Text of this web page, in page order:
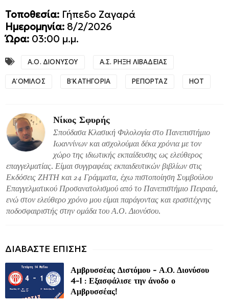
Τοποθεσία: Γήπεδο Ζαγαρά
Ημερομηνία: 8/2/2026
Ώρα: 03:00 μ.μ.
Α.Ο. ΔΙΟΝΥΣΟΥ Α.Σ. ΡΗΞΗ ΛΙΒΑΔΕΙΑΣ
Α΄ ΟΜΙΛΟΣ Β΄ ΚΑΤΗΓΟΡΙΑ ΡΕΠΟΡΤΑΖ HOT
Νίκος Σφυρής
Σπούδασα Κλασική Φιλολογία στο Πανεπιστήμιο
Ιωαννίνων και ασχολούμαι δέκα χρόνια με τον
χώρο της ιδιωτικής εκπαίδευσης ως ελεύθερος
επαγγελματίας. Είμαι συγγραφέας εκπαιδευτικών βιβλίων στις
Εκδόσεις ΖΗΤΗ και 24 Γράμματα, έχω πιστοποίηση Συμβούλου
Επαγγελματικού Προσανατολισμού από το Πανεπιστήμιο Πειραιά,
ενώ στον ελεύθερο χρόνο μου είμαι παράγοντας και ερασιτέχνης
ποδοσφαιριστής στην ομάδα του Α.Ο. Διονύσου.
Αμβρυσσέας Διστόμου - Α.Ο. Διονύσου
4-1 : Εξασφάλισε την άνοδο ο
Αμβρυσσέας!